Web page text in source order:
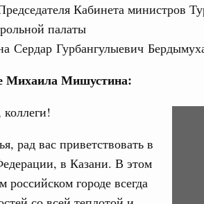
Кабинета министров
палаты
Сердар Гурбангулыевич
Михаила Мишустина:
рад вас приветствовать в
в Казани. В этом
российском городе всегда
и поддержки занятости
стратегической сессии,
труда
Спортивных игр ВЭФ-2026
благополучие»
Омской области в
р